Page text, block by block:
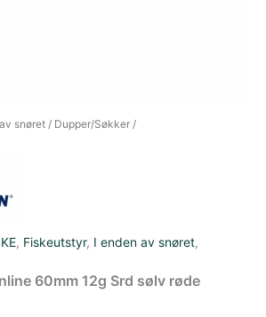
snøret/ Dupper/Søkker /
, Fiskeutstyr, I enden av snøret,
60mm 12g Srd sølv røde